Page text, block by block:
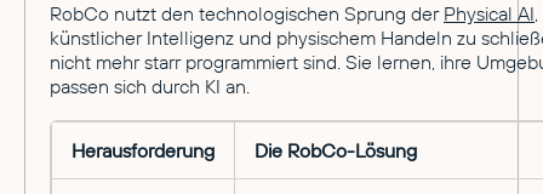
RobCo nutzt den technologischen Sprung der Physical AI
künstlicher Intelligenz und physischem Handeln zu
nicht mehr starr programmiert sind. Sie lernen, ihre
passen sich durch KI an.
Herausforderung Die RobCo-Lösung